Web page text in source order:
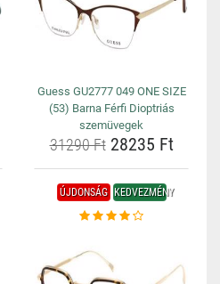
Guess GU2777 049 ONE SIZE
(53) Barna Férfi Dioptriás
szemüvegek
31290 Ft28235 Ft
ÚJDONSÁG KEDVEZMÉNY